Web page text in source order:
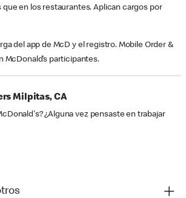
que en los restaurantes. Aplican cargos por
del app de McD y el registro. Mobile Order &
McDonald’s participantes.
Milpitas, CA
¿Alguna vez pensaste en trabajar